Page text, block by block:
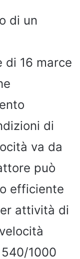
di un
di 16 marce
di
va da
può
efficiente
attività di
1000